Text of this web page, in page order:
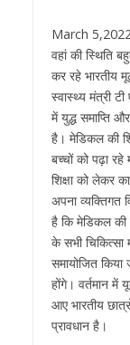
March 5,2022
वहां की स्थिति
कर रहे भारतीय
स्वास्थ्य मंत्री
में युद्ध समाप्ति
है। मेडिकल की
बच्चों को पढ़ा
शिक्षा को लेकर
अपना व्यक्तिगत
है कि मेडिकल की
के सभी चिकित्सा
समायोजित
होंगे। वर्तमान में
आए भारतीय
प्रावधान है।